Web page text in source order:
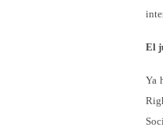
El
Ya